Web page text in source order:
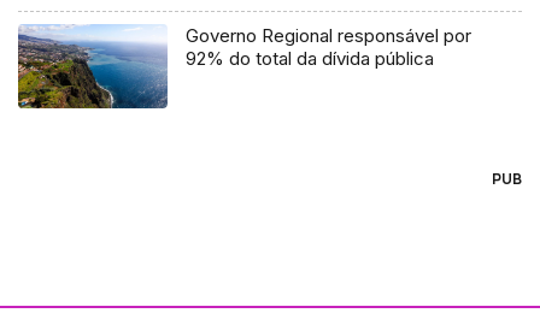
Governo Regional responsável por
92% do total da dívida pública
PUB